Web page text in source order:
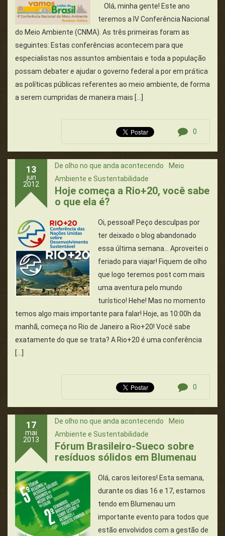
Olá, minha gente! Este ano
teremos a IV Conferência Nacional
do Meio Ambiente (CNMA). As três primeiras foram as
seguintes: Estas conferências acontecem para que
especialistas nos assuntos ambientais e toda a população
possam debater e ajudar o governo federal a por em prática
as políticas públicas referentes ao meio ambiente, de forma
a serem cumpridas de maneira mais […]
0
13
jun
2012
De olho no que anda acontecendo
Meio
Ambiente e Sustentabilidade
Hoje começa a Rio+20, você sabe
o que ela é?
Oi, pessoal! Peço desculpas por
ter deixado o blog abandonado
essa última semana... Aproveitei o
feriado para viajar! Fiquem de olho
que logo teremos post com mais
uma aventura pelo mundo
turístico! Hehe! Mas no momento
temos algo mais importante para falar! Hoje, as 10:00h da
manhã, começa no Rio de Janeiro a Rio+20! Você sabe
exatamente do que se trata? A Rio+20 é uma conferência
[…]
0
17
mai
2013
De olho no que anda acontecendo
Meio
Ambiente e Sustentabilidade
Fórum Brasileiro-Sueco sobre
resíduos sólidos em Blumenau
Olá, caros leitores! Esta semana,
durante os dias 16 e 17, estamos
tendo em Blumenau um
importante evento para todos que
estão envolvidos com a gestão de